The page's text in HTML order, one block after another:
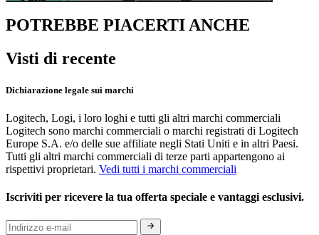
POTREBBE PIACERTI ANCHE
Visti di recente
Dichiarazione legale sui marchi
Logitech, Logi, i loro loghi e tutti gli altri marchi commerciali
Logitech sono marchi commerciali o marchi registrati di Logitech
Europe S.A. e/o delle sue affiliate negli Stati Uniti e in altri Paesi.
Tutti gli altri marchi commerciali di terze parti appartengono ai
rispettivi proprietari. Vedi tutti i marchi commerciali
Iscriviti per ricevere la tua offerta speciale e vantaggi esclusivi.